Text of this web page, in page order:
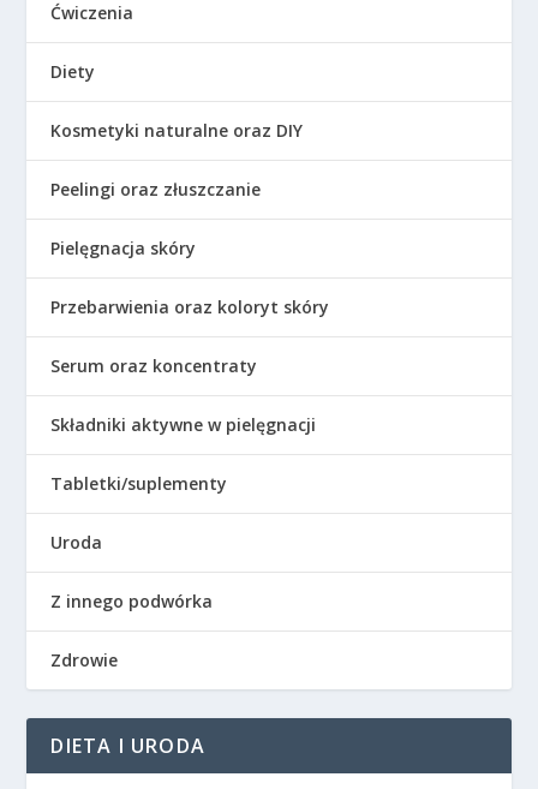
Ćwiczenia
Diety
Kosmetyki naturalne oraz DIY
Peelingi oraz złuszczanie
Pielęgnacja skóry
Przebarwienia oraz koloryt skóry
Serum oraz koncentraty
Składniki aktywne w pielęgnacji
Tabletki/suplementy
Uroda
Z innego podwórka
Zdrowie
DIETA I URODA